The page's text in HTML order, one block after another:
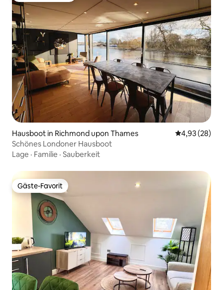
Hausboot in Richmond upon Thames
4,93 (28)
Schönes Londoner Hausboot
Lage · Familie · Sauberkeit
Gäste-Favorit
Gäste-Favorit